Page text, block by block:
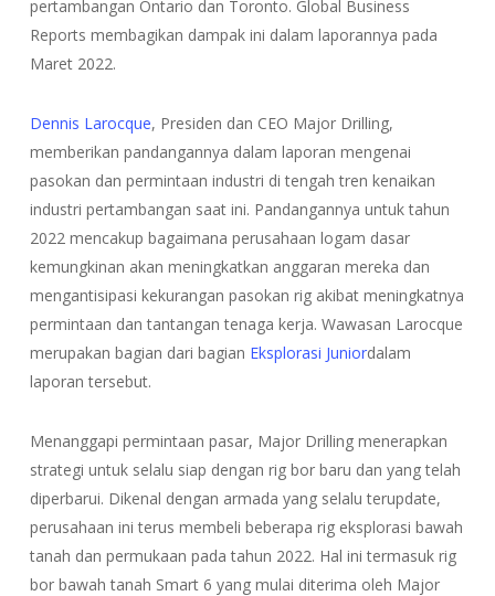
pertambangan Ontario dan Toronto. Global Business
Reports membagikan dampak ini dalam laporannya pada
Maret 2022.
Dennis Larocque, Presiden dan CEO Major Drilling,
memberikan pandangannya dalam laporan mengenai
pasokan dan permintaan industri di tengah tren kenaikan
industri pertambangan saat ini. Pandangannya untuk tahun
2022 mencakup bagaimana perusahaan logam dasar
kemungkinan akan meningkatkan anggaran mereka dan
mengantisipasi kekurangan pasokan rig akibat meningkatnya
permintaan dan tantangan tenaga kerja. Wawasan Larocque
merupakan bagian dari bagian Eksplorasi Juniordalam
laporan tersebut.
Menanggapi permintaan pasar, Major Drilling menerapkan
strategi untuk selalu siap dengan rig bor baru dan yang telah
diperbarui. Dikenal dengan armada yang selalu terupdate,
perusahaan ini terus membeli beberapa rig eksplorasi bawah
tanah dan permukaan pada tahun 2022. Hal ini termasuk rig
bor bawah tanah Smart 6 yang mulai diterima oleh Major